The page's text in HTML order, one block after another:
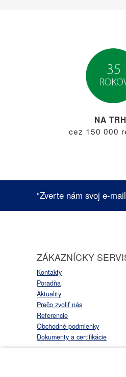
NA
cez 150 000
“Zverte nám svoj e-
ZÁKAZNÍCKY
Kontakty
Poradňa
Aktuality
Prečo zvoliť nás
Referencie
Obchodné podmienky
Dokumenty a certifikácie